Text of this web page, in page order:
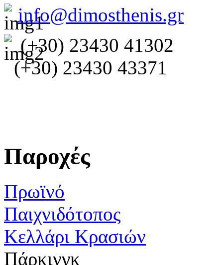
info@dimosthenis.gr
(+30) 23430 41302
(+30) 23430 43371
Παροχές
Πρωϊνό
Παιχνιδότοπος
Κελλάρι Κρασιών
Πάρκινγκ